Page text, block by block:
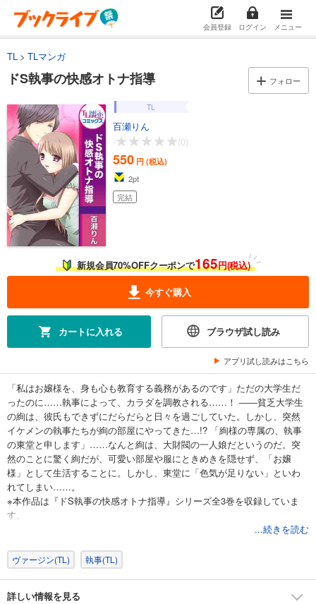
会員登録 ログイン メニュー
TL TLマンガ
ドS執事の快感オトナ指導 フォロー
TL
百瀬りん
-
(0)
550 円 (税込)
2pt
完結
新規会員70%OFFクーポンで165円(税込)
今すぐ購入
カートに入れる ブラウザ試し読み
アプリ試し読みはこちら
「私はお嬢様を、身も心も教育する義務があるのです」ただの大学生だ
ったのに……執事によって、カラダを調教される……！ ――貧乏大学生
の絢は、彼氏もできずにだらだらと日々を過ごしていた。しかし、突然
イケメンの執事たちが絢の部屋にやってきた…!? 「絢様の専属の、執事
の東堂と申します」……なんと絢は、大財閥の一人娘だというのだ。突
然のことに驚く絢だが、可愛い部屋や服にときめきを隠せず、「お嬢
様」として生活することに。しかし、東堂に「色気が足りない」といわ
れてしまい……。
※本作品は『ドS執事の快感オトナ指導』シリーズ全3巻を収録していま
す。
※本商品は1冊に全巻を収録した合本形式での配信となります。あらかじ
...続きを読む
ヴァージン(TL) 執事(TL)
詳しい情報を見る